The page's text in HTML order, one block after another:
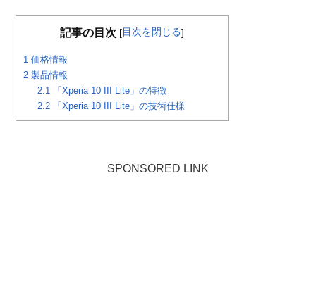
記事の目次 [目次を閉じる]
1 価格情報
2 製品情報
2.1
「Xperia 10 III Lite」の特徴
2.2 「Xperia 10 III Lite」の技術仕様
SPONSORED LINK